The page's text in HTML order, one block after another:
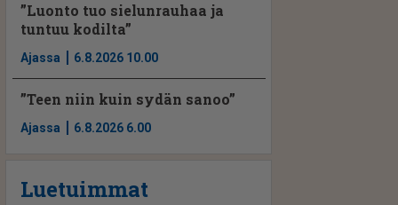
”Luonto tuo sielunrauhaa ja
tuntuu kodilta”
Ajassa 6.8.2026 10.00
”Teen niin kuin sydän sanoo”
Ajassa 6.8.2026 6.00
Luetuimmat